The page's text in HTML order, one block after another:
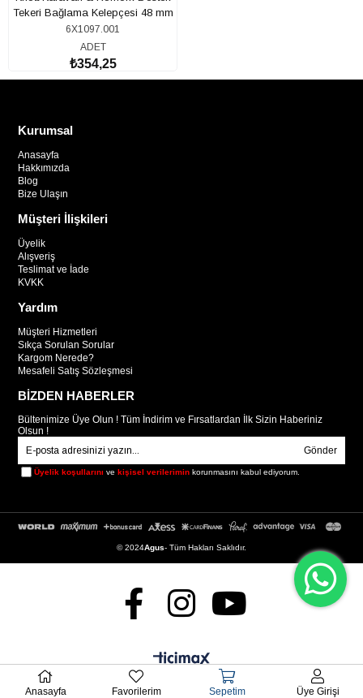
Tekeri Bağlama Kelepçesi 48 mm
Metal
6X1097.001
ADET
₺354,25
Kurumsal
Anasayfa
Hakkımızda
Blog
Bize Ulaşın
Müşteri İlişkileri
Üyelik
Alışveriş
Teslimat ve İade
KVKK
Yardım
Müşteri Hizmetleri
Sıkça Sorulan Sorular
Kargom Nerede?
Mesafeli Satış Sözleşmesi
BİZDEN HABERLER
Bültenimize Üye Olun ! Tüm İndirim ve Fırsatlardan İlk Sizin Haberiniz
Olsun !
Gönder
Üyelik koşullarını vekişisel verilerimin korunmasını kabul ediyorum.
© 2024Agus- Tüm Hakları Saklıdır.
Anasayfa Favorilerim Sepetim Üye Girişi